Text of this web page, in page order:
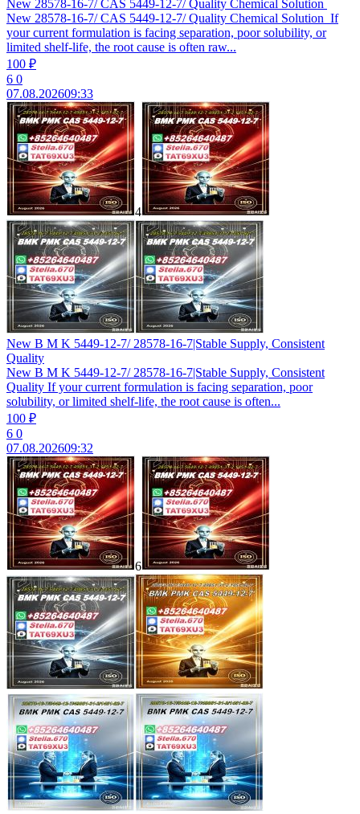
New 28578-16-7/ CAS 5449-12-7/ Quality Chemical Solution
New 28578-16-7/ CAS 5449-12-7/ Quality Chemical Solution If
your current formulation is facing separation, poor solubility, or
limited shelf-life, the root cause is often raw...
100 ₽
6 0
07.08.202609:33
4
New B M K 5449-12-7/ 28578-16-7|Stable Supply, Consistent
Quality
New B M K 5449-12-7/ 28578-16-7|Stable Supply, Consistent
Quality If your current formulation is facing separation, poor
solubility, or limited shelf-life, the root cause is often...
100 ₽
6 0
07.08.202609:32
6